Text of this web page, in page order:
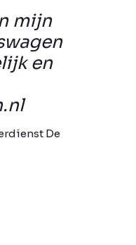
mijn
en
De